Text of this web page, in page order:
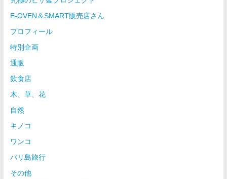
E-OVEN＆SMART販売店さん
プロフィール
特別企画
通販
飲食店
木、草、花
自然
キノコ
ワンコ
バリ島旅行
その他